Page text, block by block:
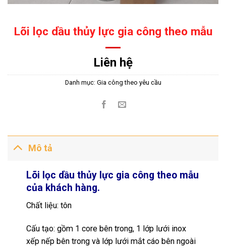
Lõi lọc dầu thủy lực gia công theo mẫu
Liên hệ
Danh mục: Gia công theo yêu cầu
Mô tả
Lõi lọc dầu thủy lực gia công theo mẫu
của khách hàng.
Chất liệu: tôn
Cấu tạo: gồm 1 core bên trong, 1 lớp lưới inox
xếp nếp bên trong và lớp lưới mắt cáo bên ngoài